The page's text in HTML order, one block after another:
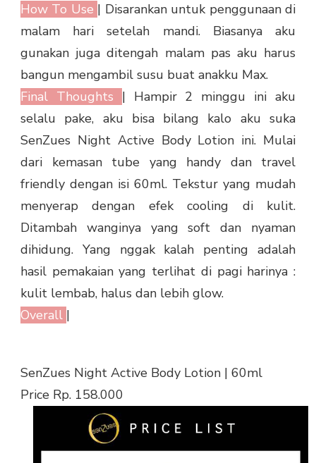
How To Use | Disarankan untuk penggunaan di
malam hari setelah mandi. Biasanya aku
gunakan juga ditengah malam pas aku harus
bangun mengambil susu buat anakku Max.
Final Thoughts | Hampir 2 minggu ini aku
selalu pake, aku bisa bilang kalo aku suka
SenZues Night Active Body Lotion ini. Mulai
dari kemasan tube yang handy dan travel
friendly dengan isi 60ml. Tekstur yang mudah
menyerap dengan efek cooling di kulit.
Ditambah wanginya yang soft dan nyaman
dihidung. Yang nggak kalah penting adalah
hasil pemakaian yang terlihat di pagi harinya :
kulit lembab, halus dan lebih glow.
Overall |
SenZues Night Active Body Lotion | 60ml
Price Rp. 158.000